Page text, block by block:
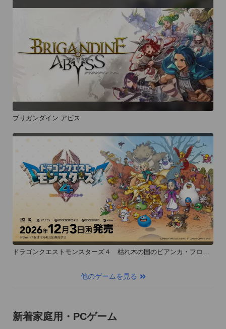
ブリガンダイン アビス
ドラゴンクエストモンスターズ４ 枯れ木の国のビアンカ・フロー
他のゲームを見る
新着家庭用・PCゲーム